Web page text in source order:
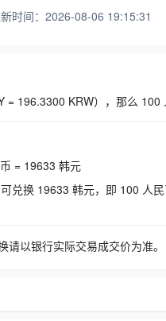
时间：2026-08-06 19:15:31
196.3300 KRW），那么 100
= 19633 韩元
兑换 19633 韩元，即 100 人
以银行实际交易成交价为准。